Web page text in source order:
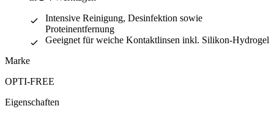
Intensive Reinigung, Desinfektion sowie
Proteinentfernung
Geeignet für weiche Kontaktlinsen inkl. Silikon-Hydrogel
Marke
OPTI-FREE
Eigenschaften